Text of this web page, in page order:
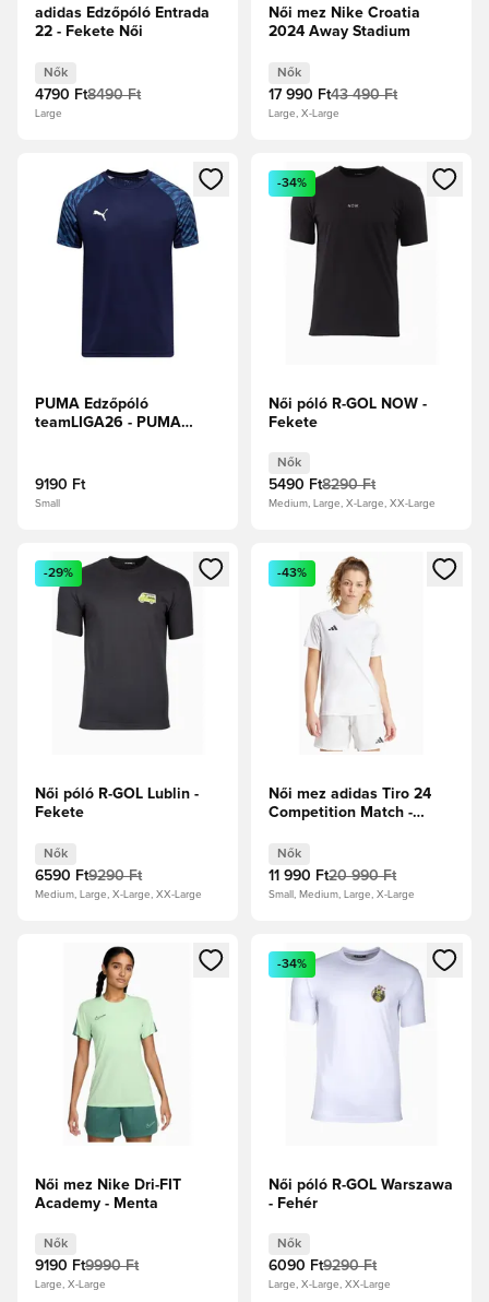
adidas Edzőpóló Entrada
22 - Fekete Női
Nők
4790 Ft8490 Ft
Large
Női mez Nike Croatia
2024 Away Stadium
Nők
17 990 Ft43 490 Ft
Large, X-Large
Megnyit egy modált a bejelentkezéshez vagy a tagként
PUMA Edzőpóló
teamLIGA26 - PUMA
9190 Ft
Small
Megnyit egy modált a
-34%
Női póló R-GOL NOW -
Fekete
Nők
5490 Ft8290 Ft
Medium, Large, X-Large, XX-Large
Megnyit egy modált a bejelentkezéshez vagy a tagként
-29%
Női póló R-GOL Lublin -
Fekete
Nők
6590 Ft9290 Ft
Medium, Large, X-Large, XX-Large
Megnyit egy modált a
-43%
Női mez adidas Tiro 24
Competition Match -
Nők
11 990 Ft20 990 Ft
Small, Medium, Large, X-Large
Megnyit egy modált a bejelentkezéshez vagy a tagként
Női mez Nike Dri-FIT
Academy - Menta
Nők
9190 Ft9990 Ft
Large, X-Large
Megnyit egy modált a
-34%
Női póló R-GOL Warszawa
- Fehér
Nők
6090 Ft9290 Ft
Large, X-Large, XX-Large